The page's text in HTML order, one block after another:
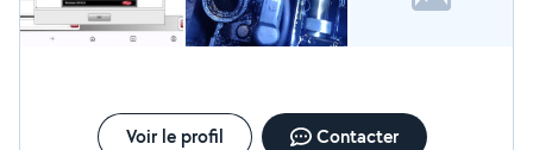
Voir le profil Contacter